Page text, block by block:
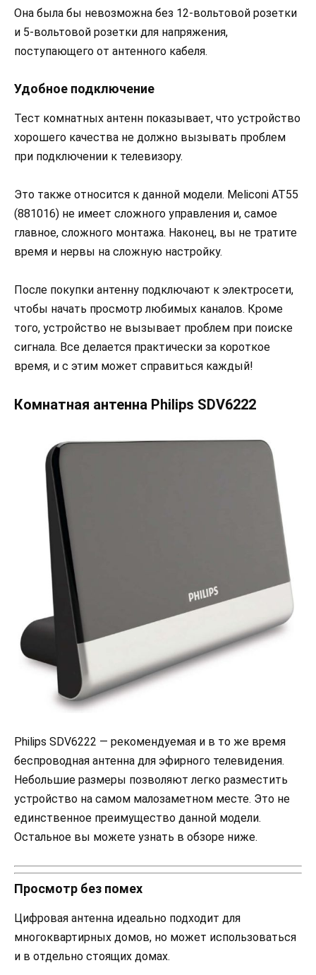
Она была бы невозможна без 12-вольтовой розетки
и 5-вольтовой розетки для напряжения,
поступающего от антенного кабеля.
Удобное подключение
Тест комнатных антенн показывает, что устройство
хорошего качества не должно вызывать проблем
при подключении к телевизору.
Это также относится к данной модели. Meliconi AT55
(881016) не имеет сложного управления и, самое
главное, сложного монтажа. Наконец, вы не тратите
время и нервы на сложную настройку.
После покупки антенну подключают к электросети,
чтобы начать просмотр любимых каналов. Кроме
того, устройство не вызывает проблем при поиске
сигнала. Все делается практически за короткое
время, и с этим может справиться каждый!
Комнатная антенна Philips SDV6222
Philips SDV6222 — рекомендуемая и в то же время
беспроводная антенна для эфирного телевидения.
Небольшие размеры позволяют легко разместить
устройство на самом малозаметном месте. Это не
единственное преимущество данной модели.
Остальное вы можете узнать в обзоре ниже.
Просмотр без помех
Цифровая антенна идеально подходит для
многоквартирных домов, но может использоваться
и в отдельно стоящих домах.